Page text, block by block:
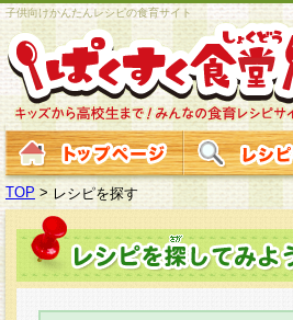
子供向けかんたんレシピの食育サイト
TOP > レシピを探す